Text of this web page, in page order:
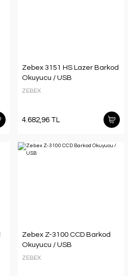
Zebex 3151 HS Lazer Barkod
Okuyucu / USB
ZEBEX
4.682,96 TL
Zebex Z-3100 CCD Barkod
Okuyucu / USB
ZEBEX